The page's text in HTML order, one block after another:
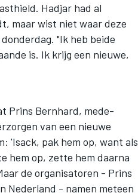
Hadjar had al
maar wist niet waar deze
"Ik heb beide
is. Ik krijg een nieuwe,
Prins Bernhard, mede-
van een nieuwe
'Isack, pak hem op, want als
hem op, zette hem daarna
de organisatoren - Prins
Nederland - namen meteen